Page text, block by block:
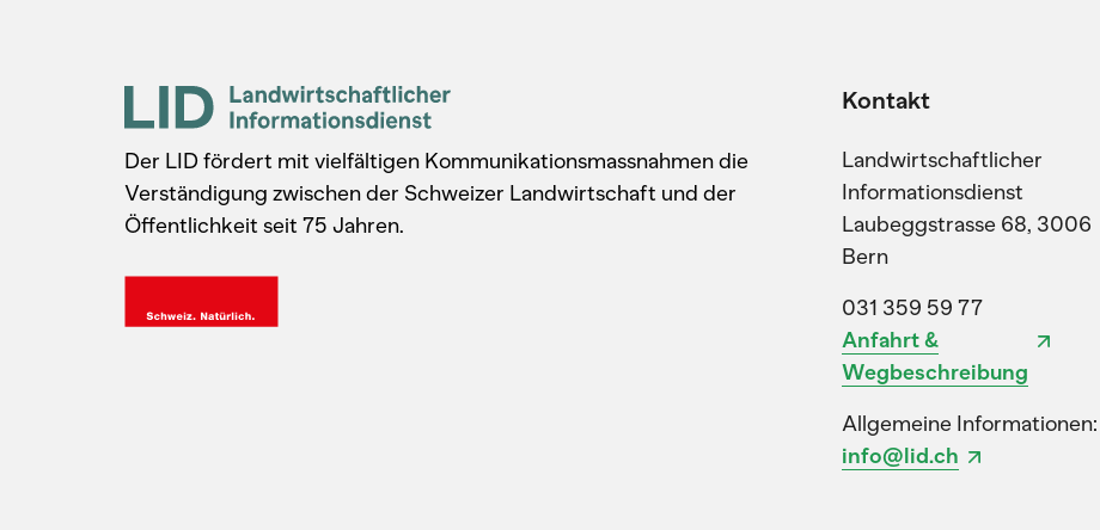
Der LID fördert mit vielfältigen Kommunikationsmassnahmen die
Verständigung zwischen der Schweizer Landwirtschaft und der
Öffentlichkeit seit 75 Jahren.
Kontakt
Landwirtschaftlicher
Informationsdienst
Laubeggstrasse 68, 3006
Bern
031 359 59 77
Anfahrt &
Wegbeschreibung
Allgemeine Informationen:
info@lid.ch